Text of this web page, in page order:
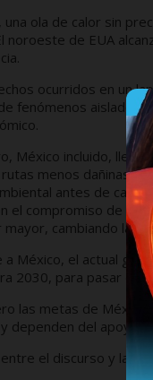
ola de calor sin
noroeste de EUA
ocurridos en un
fenómenos aislados,
México incluido,
menos dañinas
antes de caer
el compromiso de
cambiando la
a México, el actual
2030, para pasar de
las metas de
dependen del apoyo
el discurso y la